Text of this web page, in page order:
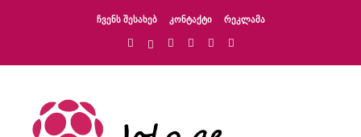
ᲩᲕᲔᲜᲡ ᲨᲔᲡᲐᲮᲔᲑ ᲙᲝᲜᲢᲐᲥᲢᲘ ᲠᲔᲙᲚᲐᲛᲐ